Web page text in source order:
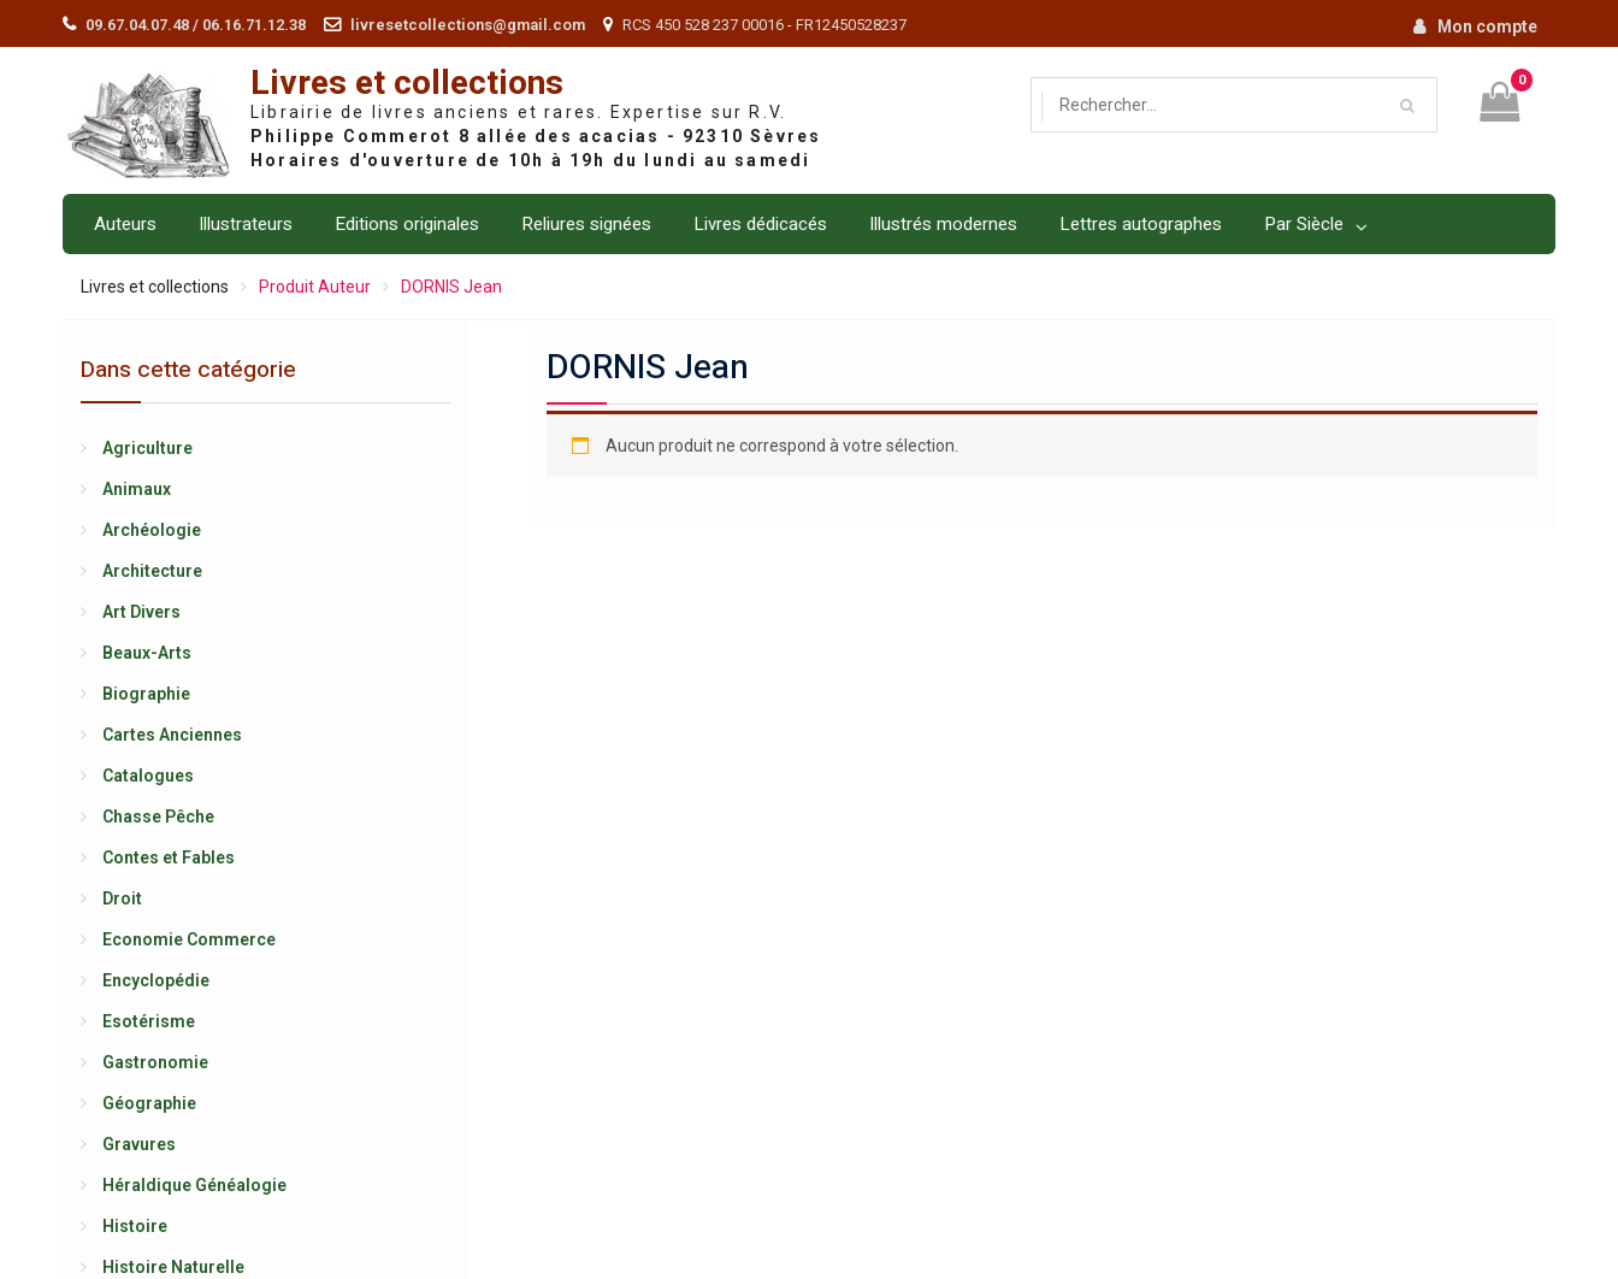
09.67.04.07.48 / 06.16.71.12.38 livresetcollections@gmail.com RCS 450 528 237 00016 - FR12450528237 Mon compte
Livres et collections
Librairie de livres anciens et rares. Expertise sur R.V.
0
Auteurs Illustrateurs Editions originales Reliures signées Livres dédicacés Illustrés modernes Lettres autographes Par Siècle
Livres et collections Produit Auteur DORNIS Jean
DORNIS Jean
Aucun produit ne correspond à votre sélection.
Dans cette catégorie
Agriculture
Animaux
Archéologie
Architecture
Art Divers
Beaux-Arts
Biographie
Cartes Anciennes
Catalogues
Chasse Pêche
Contes et Fables
Droit
Economie Commerce
Encyclopédie
Esotérisme
Gastronomie
Géographie
Gravures
Héraldique Généalogie
Histoire
Histoire Naturelle